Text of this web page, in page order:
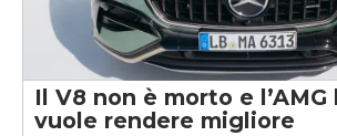
Il V8 non è morto e l’AMG
vuole rendere migliore